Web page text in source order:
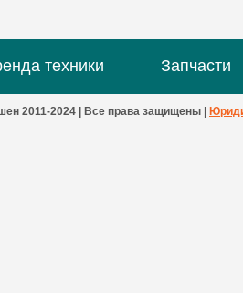
техники Запчасти
2011-2024 | Все права защищены |